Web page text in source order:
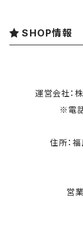
SHOP情報
運営会社：
※電
住所：
営